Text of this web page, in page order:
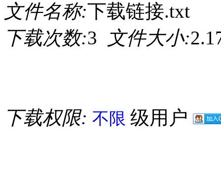
文件名称:下载链接.txt
下载次数:3 文件大小:
下载权限: 不限 级用户